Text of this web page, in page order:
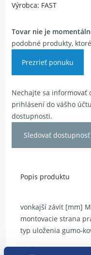
Výrobca: FAST
Tovar nie je
podobné produkty,
Prezrieť ponuku
Nechajte sa informovať
prihlásení do vášho
dostupnosti.
Sledovať dostupnosť
Popis produktu
vonkajší závit [mm]
montovacie strana
typ uloženia gumo-
originálne číslo